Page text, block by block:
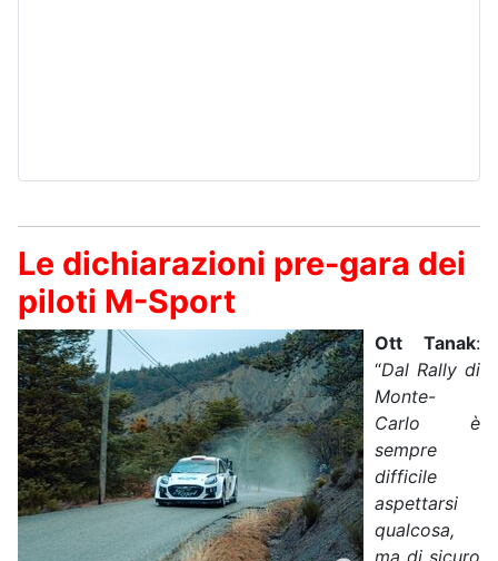
Le dichiarazioni pre-gara dei
piloti M-Sport
Ott Tanak:
“Dal Rally di
Monte-
Carlo è
sempre
difficile
aspettarsi
qualcosa,
ma di sicuro